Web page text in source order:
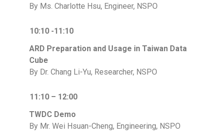
By Ms. Charlotte Hsu, Engineer, NSPO
10:10 -11:10
ARD Preparation and Usage in Taiwan Data
Cube
By Dr. Chang Li-Yu, Researcher, NSPO
11:10 – 12:00
TWDC Demo
By Mr. Wei Hsuan-Cheng, Engineering, NSPO